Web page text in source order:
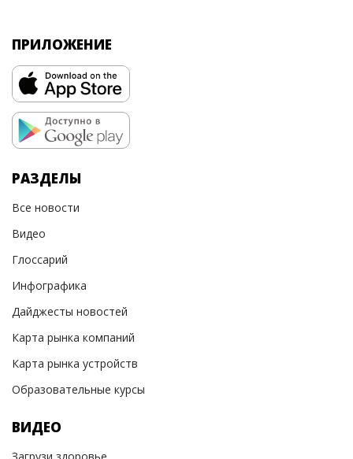
ПРИЛОЖЕНИЕ
РАЗДЕЛЫ
Все новости
Видео
Глоссарий
Инфографика
Дайджесты новостей
Карта рынка компаний
Карта рынка устройств
Образовательные курсы
ВИДЕО
Загрузи здоровье